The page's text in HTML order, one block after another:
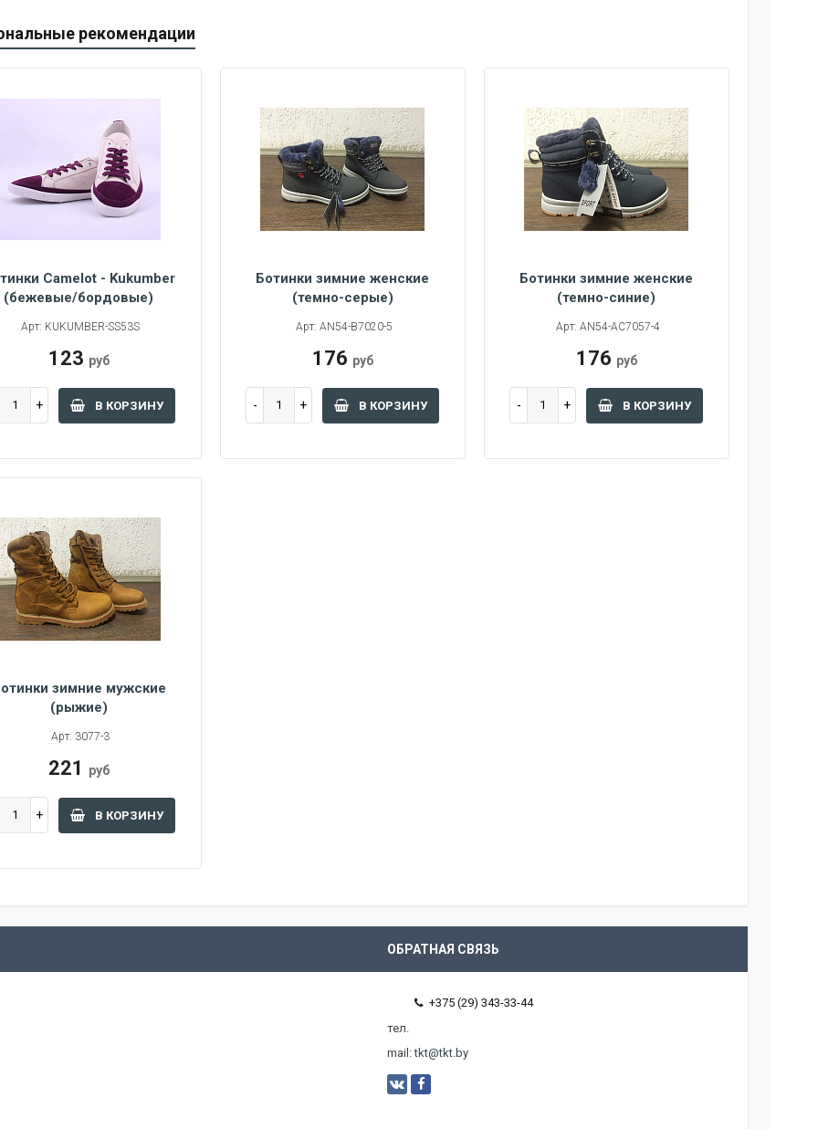
рекомендации
Camelot - Kukumber
(бежевые/бордовые)
Арт: KUKUMBER-SS53S
123 руб
В КОРЗИНУ
Ботинки зимние женские
(темно-серые)
Арт: AN54-B7020-5
176 руб
В КОРЗИНУ
38 39 40
Ботинки зимние женские
(темно-синие)
Арт: AN54-AC7057-4
176 руб
В КОРЗИНУ
зимние мужские
(рыжие)
Арт: 3077-3
221 руб
В КОРЗИНУ
ОБРАТНАЯ СВЯЗЬ
тел.
+375 (29) 343-33-44
mail:tkt@tkt.by